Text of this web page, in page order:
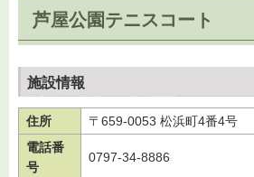
芦屋公園テニスコート
施設情報
住所
〒659-0053 松浜町4番4号
電話番
号
0797-34-8886